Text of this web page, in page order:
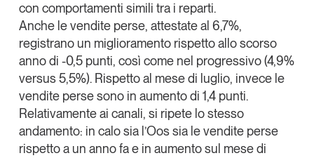
Tendenze Journal
La nostra newsletter nella tua email
Iscriviti
con comportamenti simili tra i reparti.
Anche le vendite perse, attestate al 6,7%,
registrano un miglioramento rispetto allo scorso
anno di -0,5 punti, così come nel progressivo (4,9%
versus 5,5%). Rispetto al mese di luglio, invece le
vendite perse sono in aumento di 1,4 punti.
Relativamente ai canali, si ripete lo stesso
andamento: in calo sia l’Oos sia le vendite perse
rispetto a un anno fa e in aumento sul mese di